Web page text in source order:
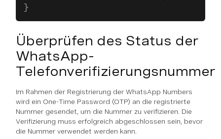
}
Überprüfen des Status der
WhatsApp-
Telefonverifizierungsnummer
Im Rahmen der Registrierung der WhatsApp Numbers
wird ein One-Time Password (OTP) an die registrierte
Nummer gesendet, um die Nummer zu verifizieren. Die
Verifizierung muss erfolgreich abgeschlossen sein, bevor
die Nummer verwendet werden kann.